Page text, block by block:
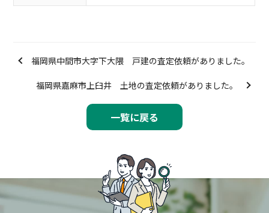
福岡県中間市大字下大隈 戸建の査定依頼がありました。
一覧に戻る
福岡県嘉麻市上臼井 土地の査定依頼がありました。